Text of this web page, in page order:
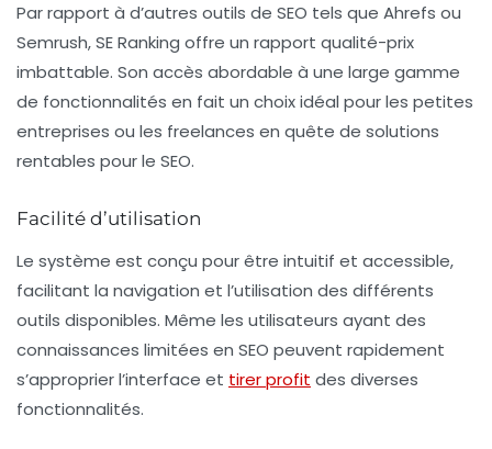
Par rapport à d’autres outils de SEO tels que Ahrefs ou
Semrush, SE Ranking offre un rapport qualité-prix
imbattable. Son accès abordable à une large gamme
de fonctionnalités en fait un choix idéal pour les petites
entreprises ou les freelances en quête de solutions
rentables pour le SEO.
Facilité d’utilisation
Le système est conçu pour être intuitif et accessible,
facilitant la navigation et l’utilisation des différents
outils disponibles. Même les utilisateurs ayant des
connaissances limitées en SEO peuvent rapidement
s’approprier l’interface et tirer profit des diverses
fonctionnalités.